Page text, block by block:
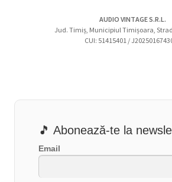
AUDIO VINTAGE S.R.L.
Jud. Timiș, Municipiul Timișoara,
CUI: 51415401 /
🎵 Abonează-te la
Email